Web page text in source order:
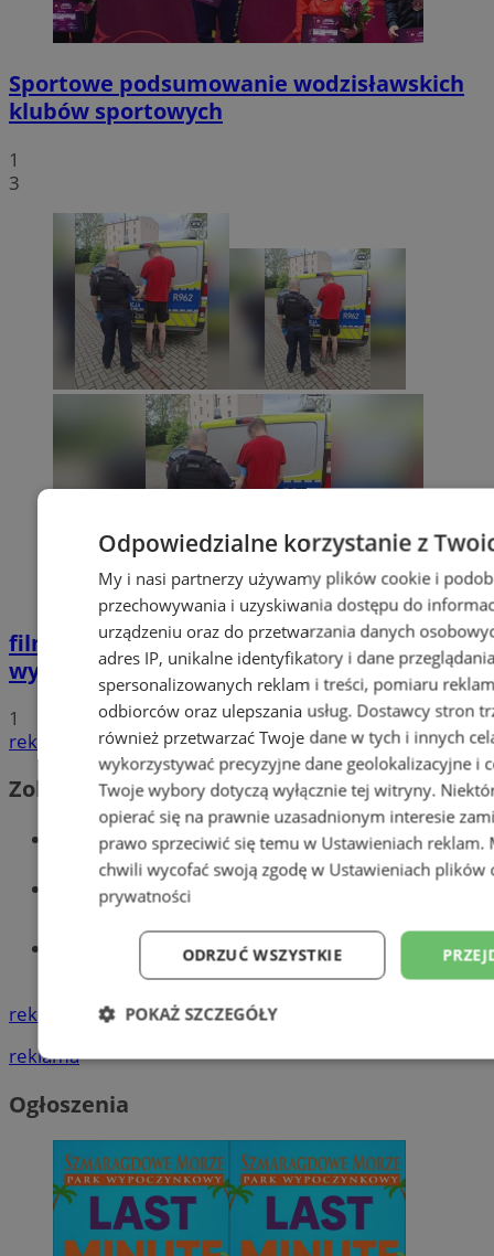
Sportowe podsumowanie wodzisławskich
klubów sportowych
1
3
film
Potrącił seniorkę i uciekł z miejsca
wypadku. 20-latek trafił do aresztu
1
reklama
Zobacz również
Wiadomości kryminalne w Wodzisławiu
Wiadomości lokalne
Tworzenie stron www - Wodzisław
reklama
reklama
Ogłoszenia
Odpowiedzialne korzystanie z
My i nasi partnerzy używamy plików cookie i
przechowywania i uzyskiwania dostępu do
urządzeniu oraz do przetwarzania danych
adres IP, unikalne identyfikatory i dane
spersonalizowanych reklam i treści, pomiaru
odbiorców oraz ulepszania usług. Dostawcy stron
również przetwarzać Twoje dane w tych i innych
wykorzystywać precyzyjne dane geolokalizacyjne i
Twoje wybory dotyczą wyłącznie tej witryny.
opierać się na prawnie uzasadnionym interesie
prawo sprzeciwić się temu w Ustawieniach reklam.
chwili wycofać swoją zgodę w Ustawieniach plików
prywatności
ODRZUĆ WSZYSTKIE
POKAŻ SZCZEGÓŁY
Niezbędne Wydajność